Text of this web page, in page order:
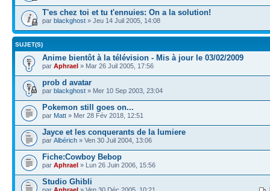
T'es chez toi et tu t'ennuies: On a la solution!
par blackghost » Jeu 14 Juil 2005, 14:08
SUJET(S)
Anime bientôt à la télévision - Mis à jour le 03/02/2009
par Aphrael » Mar 26 Juil 2005, 17:56
prob d avatar
par blackghost » Mer 10 Sep 2003, 23:04
Pokemon still goes on...
par Matt » Mer 28 Fév 2018, 12:51
Jayce et les conquerants de la lumiere
par Albérich » Ven 30 Juil 2004, 13:06
Fiche:Cowboy Bebop
par Aphrael » Lun 26 Juin 2006, 15:56
Studio Ghibli
par Aphrael » Ven 30 Déc 2005, 10:21